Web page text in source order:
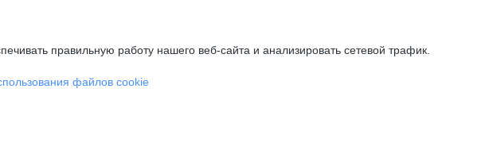
правильную работу нашего веб-сайта и анализировать сетевой трафик.
файлов cookie